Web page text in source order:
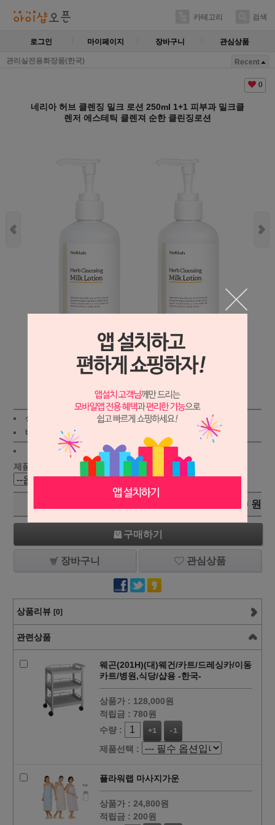
카테고리 검색
로그인 마이페이지 장바구니 관심상품
관리실전용화장품(한국) Recent
0
네리아 허브 클렌징 밀크 로션 250ml 1+1 피부과 밀크클
렌저 에스테틱 클렌져 순한 클린징로션
상세보기
상품가 : 47,000원적립금:100원
배송비 :
제품 선택 :
0 원
구매하기
장바구니 관심상품
상품리뷰 [0]
관련상품
웨곤(201H)(대)웨건/카트/드레싱카/이동
카트/병원,식당/샵용 -한국-
상품가 : 128,000원
적립금 : 780원
수량 :
+1 -1
제품선택 :
플라워랩 마사지가운
상품가 : 24,800원
적립금 : 200원